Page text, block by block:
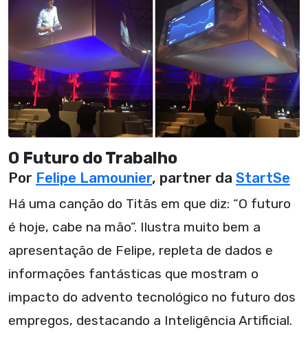
O Futuro do Trabalho
Por Felipe Lamounier, partner da StartSe
Há uma canção do Titãs em que diz: “O futuro
é hoje, cabe na mão”. Ilustra muito bem a
apresentação de Felipe, repleta de dados e
informações fantásticas que mostram o
impacto do advento tecnológico no futuro dos
empregos, destacando a Inteligência Artificial.